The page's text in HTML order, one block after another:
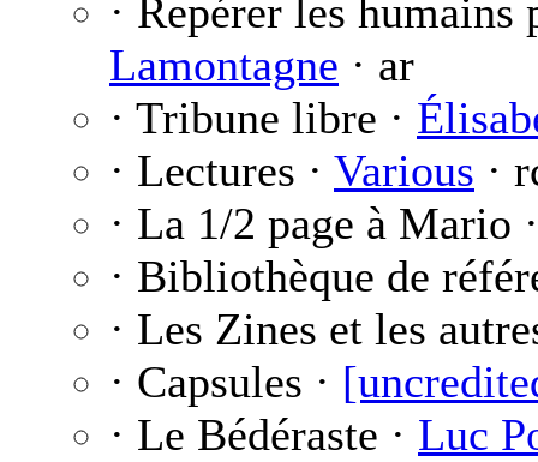
· Repérer les
Lamontagne · ar
· Tribune libre ·
· Lectures · Various ·
· La 1/2 page à Mario
· Bibliothèque de
· Les Zines et les
· Capsules ·
· Le Bédéraste · Luc